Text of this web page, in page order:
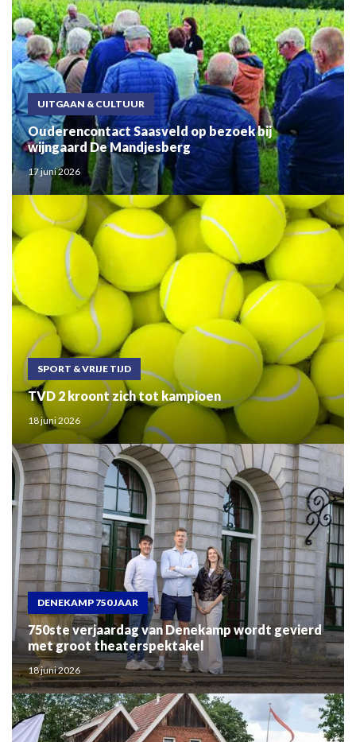
UITGAAN & CULTUUR
Ouderencontact Saasveld op bezoek bij
wijngaard De Mandjesberg
17 juni 2026
SPORT & VRIJE TIJD
TVD 2 kroont zich tot kampioen
18 juni 2026
DENEKAMP 750 JAAR
750ste verjaardag van Denekamp wordt gevierd
met groot theaterspektakel
18 juni 2026